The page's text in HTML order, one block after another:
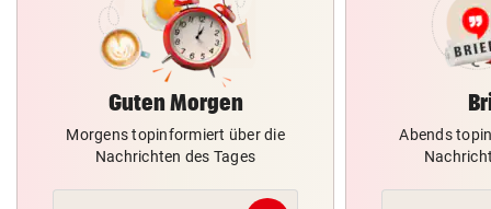
Guten Morgen
Morgens topinformiert über die
Nachrichten des Tages
Abends